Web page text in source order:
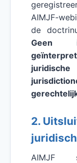
AIMJF-
de
Geen
2.
AIMJF